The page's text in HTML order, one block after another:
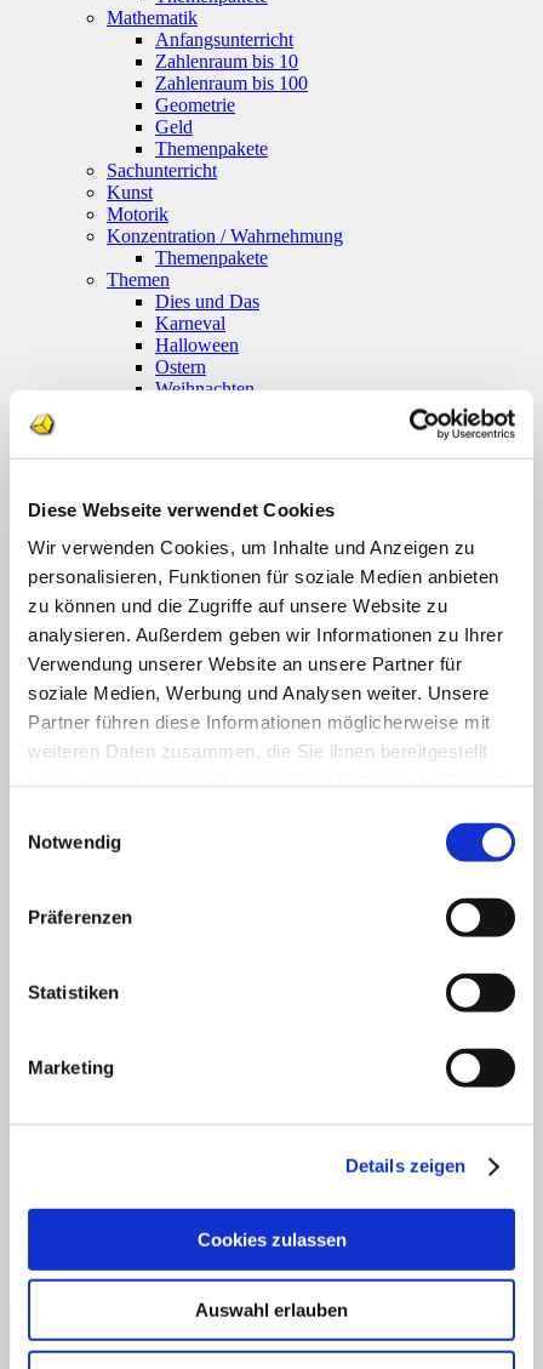
Diese Webseite verwendet Cookies
Wir verwenden Cookies, um Inhalte und Anzeigen zu
personalisieren, Funktionen für soziale Medien anbieten
zu können und die Zugriffe auf unsere Website zu
analysieren. Außerdem geben wir Informationen zu Ihrer
Verwendung unserer Website an unsere Partner für
soziale Medien, Werbung und Analysen weiter. Unsere
Partner führen diese Informationen möglicherweise mit
weiteren Daten zusammen, die Sie ihnen bereitgestellt
Notwendig
Präferenzen
Statistiken
Marketing
Details zeigen
Cookies zulassen
Auswahl erlauben
Mathematik
Anfangsunterricht
Zahlenraum bis 10
Zahlenraum bis 100
Geometrie
Geld
Themenpakete
Sachunterricht
Kunst
Motorik
Konzentration / Wahrnehmung
Themenpakete
Themen
Dies und Das
Karneval
Halloween
Ostern
Weihnachten
Basale Förderung
Anfangsunterricht
Silben lesen
Mathematik
Anfangsunterricht
Zahlenraum bis 10
Zahlenraum 100
Farben und Formen
Geld
Größen
Sachunterricht
Englisch
Deutsch
Sachunterricht
Mathematik
Fordern Sie unseren Flyer an
Gratismaterialien